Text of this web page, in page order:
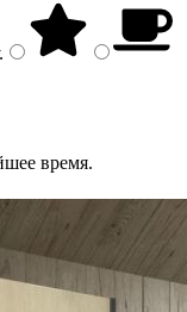
.
время.